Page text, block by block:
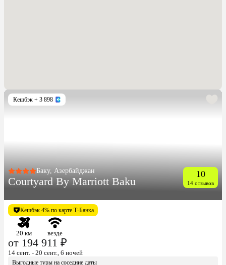
Кешбэк + 3 898
Баку, Азербайджан
Courtyard By Marriott Baku
10
14 отзывов
Кешбэк 4% по карте Т-Банка
20 км везде
от 194 911 ₽
14 сент. - 20 сент., 6 ночей
Выгодные туры на соседние даты